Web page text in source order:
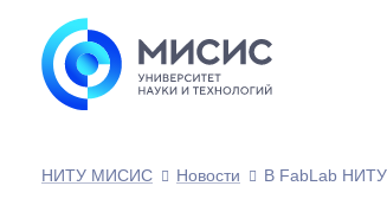
НИТУ МИСИС
Новости В FabLab